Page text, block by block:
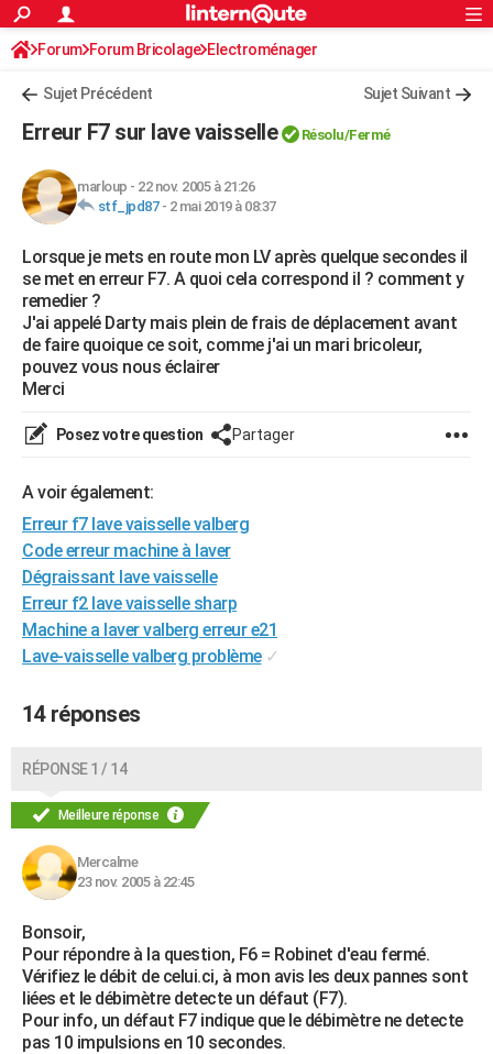
ACTUALITÉS
Politique
Société
Faits Divers
Education
Monde
Villes
+
Retraite
Impôts
Epargne
Immobilier
Risques naturels par ville
Banque
Assurance
Crédit
AUTO
HIGH-TECH
Mobiles
Meilleur smartphone
Internet
Ordinateurs
Jeux vidéo
Guide high-tech
+BRICOLAGE
Forum
Aménagement intérieur
Extérieur
Cuisine
Salle de bains
Jardinage
Rangement
WEEK-END
Guides de France
Escapades
Patrimoine
Expositions
Musées
Week-end nature
+LIFESTYLE
Art de vivre
Bien-être
Loisirs
Mode
Modes de vie
SANTE
Destinations
City break
Voyage nature
Voyage de noces
Forum
Climat
+PHOTO
GUIDES D'ACHAT
BONS PLANS
CARTE DE VOEUX
S'inscrire
Se connecter
Lycées
Collèges
Primaires
Universités
Entreprises
Service militaire
Avis de recherche
AVIS DE DÉCÈS
FORUM
S'inscrire
Connexion
Forum Forum Bricolage Electroménager
Sujet Précédent Sujet Suivant
Erreur F7 sur lave vaisselle Résolu/Fermé
marloup - 22 nov. 2005 à 21:26
stf_jpd87- 2 mai 2019 à 08:37
Lorsque je mets en route mon LV après quelque secondes il
se met en erreur F7. A quoi cela correspond il ? comment y
remedier ?
J'ai appelé Darty mais plein de frais de déplacement avant
de faire quoique ce soit, comme j'ai un mari bricoleur,
pouvez vous nous éclairer
Merci
Posez votre question Partager
A voir également:
Erreur f7 lave vaisselle valberg
Code erreur machine à laver
Dégraissant lave vaisselle
Erreur f2 lave vaisselle sharp
Machine a laver valberg erreur e21
Lave-vaisselle valberg problème ✓
14 réponses
RÉPONSE 1 / 14
Meilleure réponse
Mercalme
23 nov. 2005 à 22:45
Bonsoir,
Pour répondre à la question, F6 = Robinet d'eau fermé.
Vérifiez le débit de celui.ci, à mon avis les deux pannes sont
liées et le débimètre detecte un défaut (F7).
Pour info, un défaut F7 indique que le débimètre ne detecte
pas 10 impulsions en 10 secondes.